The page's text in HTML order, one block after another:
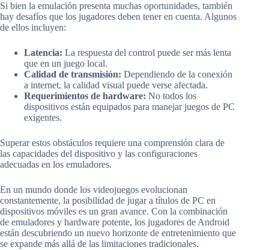
Si bien la emulación presenta muchas oportunidades, también
hay desafíos que los jugadores deben tener en cuenta. Algunos
de ellos incluyen:
Latencia: La respuesta del control puede ser más lenta
que en un juego local.
Calidad de transmisión: Dependiendo de la conexión
a internet, la calidad visual puede verse afectada.
Requerimientos de hardware: No todos los
dispositivos están equipados para manejar juegos de PC
exigentes.
Superar estos obstáculos requiere una comprensión clara de
las capacidades del dispositivo y las configuraciones
adecuadas en los emuladores.
En un mundo donde los videojuegos evolucionan
constantemente, la posibilidad de jugar a títulos de PC en
dispositivos móviles es un gran avance. Con la combinación
de emuladores y hardware potente, los jugadores de Android
están descubriendo un nuevo horizonte de entretenimiento que
se expande más allá de las limitaciones tradicionales.